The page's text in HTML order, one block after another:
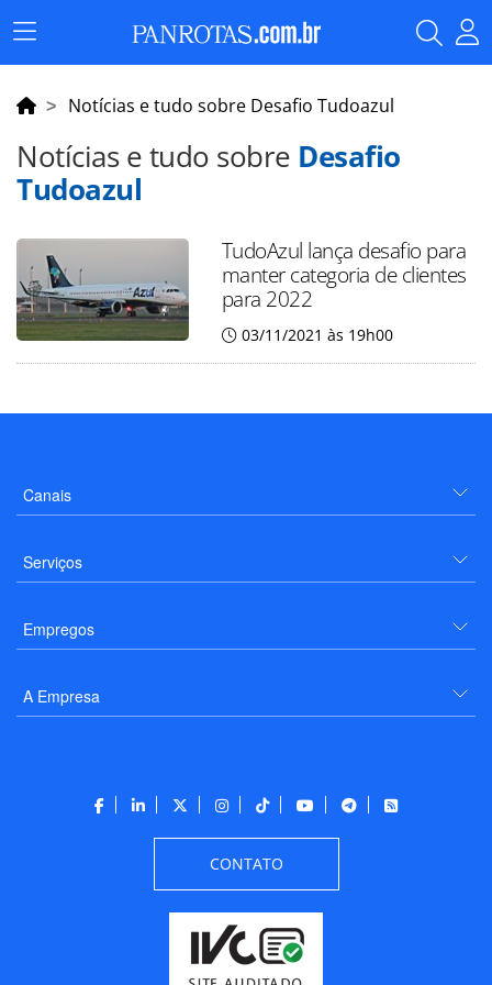
Menu
Principal
Notícias e tudo sobre Desafio Tudoazul
Notícias e tudo sobre Desafio
Tudoazul
TudoAzul lança desafio para
manter categoria de clientes
para 2022
03/11/2021 às 19h00
Canais
Serviços
Empregos
A Empresa
CONTATO